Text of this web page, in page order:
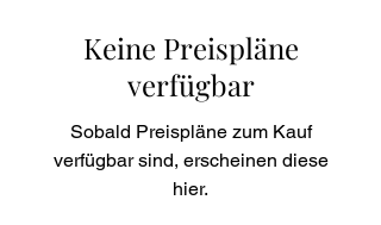
Keine Preispläne
verfügbar
Sobald Preispläne zum Kauf
verfügbar sind, erscheinen diese
hier.